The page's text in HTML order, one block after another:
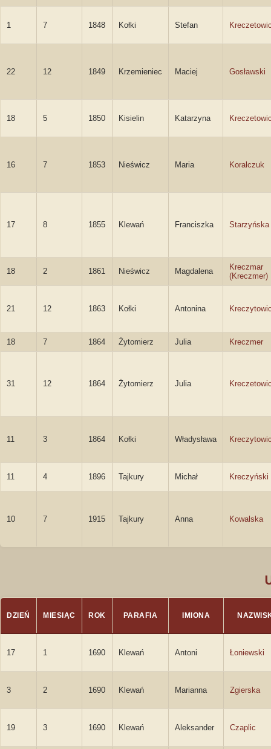
1 7 1848 Kołki Stefan
22 12 1849 Krzemieniec Maciej Gosławski
18 5 1850 Kisielin Katarzyna
16 7 1853 Nieświcz Maria Koralczuk
17 8 1855 Klewań Franciszka Starzyńska
18 2 1861 Nieświcz Magdalena
Kreczmar
(Kreczmer)
21 12 1863 Kołki Antonina
18 7 1864 Żytomierz Julia Kreczmer
31 12 1864 Żytomierz Julia
11 3 1864 Kołki Władysława
11 4 1896 Tajkury Michał Kreczyński
10 7 1915 Tajkury Anna Kowalska
DZIEŃ MIESIĄC ROK PARAFIA IMIONA
17 1 1690 Klewań Antoni Łoniewski
3 2 1690 Klewań Marianna Zgierska
19 3 1690 Klewań Aleksander Czaplic